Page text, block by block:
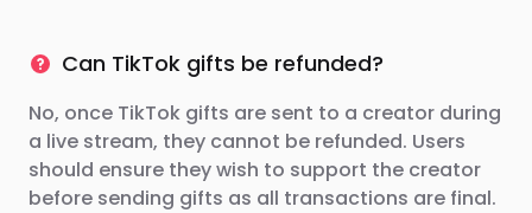
Can TikTok gifts be refunded?
No, once TikTok gifts are sent to a creator during
a live stream, they cannot be refunded. Users
should ensure they wish to support the creator
before sending gifts as all transactions are final.